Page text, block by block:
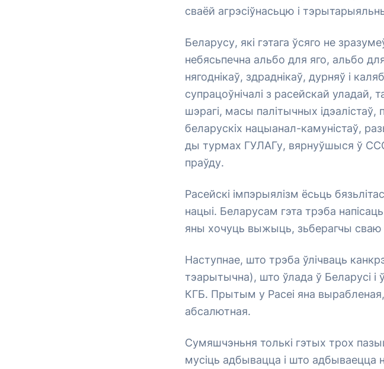
сваёй агрэсіўнасьцю і
Беларусу, які гэтага ўсяго не
небясьпечна альбо для яго, альбо
нягоднікаў, здраднікаў, дурняў і
супрацоўнічалі з расейскай уладай,
шэрагі, масы палітычных
беларускіх нацыанал-камуністаў,
ды турмах ГУЛАГу, вярнуўшыся ў
праўду.
Расейскі імпэрыялізм ёсьць
нацыі. Беларусам гэта трэба
яны хочуць выжыць, зьберагчы
Наступнае, што трэба ўлічваць
тэарытычна), што ўлада ў Беларусі і
КГБ. Прытым у Расеі яна вырабленая,
абсалютная.
Сумяшчэньня толькі гэтых трох
мусіць адбывацца і што адбываецца